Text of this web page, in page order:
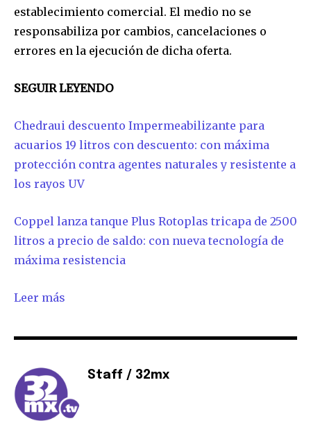
Para suscribirte, solo escribe tu dirección de correo eletrónico
y da click en el botón de "suscribir". No te preocupes,
respetamos tu privacidad y no enviaremos correo basura a tu
INBOX. Tu información está segura con nosotros.
SUSCRIBIR
Acepto laPolítica de Privacidad
32,111
Seguidores
32,214 11,243
establecimiento comercial. El medio no se
responsabiliza por cambios, cancelaciones o
errores en la ejecución de dicha oferta.
SEGUIR LEYENDO
Chedraui descuento Impermeabilizante para
acuarios 19 litros con descuento: con máxima
protección contra agentes naturales y resistente a
los rayos UV
Coppel lanza tanque Plus Rotoplas tricapa de 2500
litros a precio de saldo: con nueva tecnología de
máxima resistencia
Leer más
Staff / 32mx